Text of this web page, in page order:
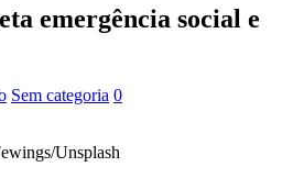
emergência social e
Sem categoria 0
Unsplash